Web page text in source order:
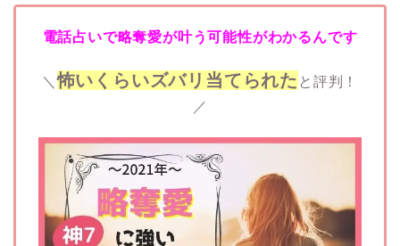
電話占いで略奪愛が叶う可能性がわかるんです
＼怖いくらいズバリ当てられた と評判！
／